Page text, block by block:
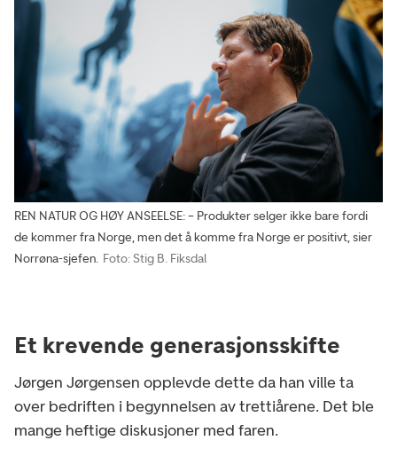
REN NATUR OG HØY ANSEELSE: – Produkter selger ikke bare fordi
de kommer fra Norge, men det å komme fra Norge er positivt, sier
Norrøna-sjefen. Foto: Stig B. Fiksdal
Et krevende generasjonsskifte
Jørgen Jørgensen opplevde dette da han ville ta
over bedriften i begynnelsen av trettiårene. Det ble
mange heftige diskusjoner med faren.